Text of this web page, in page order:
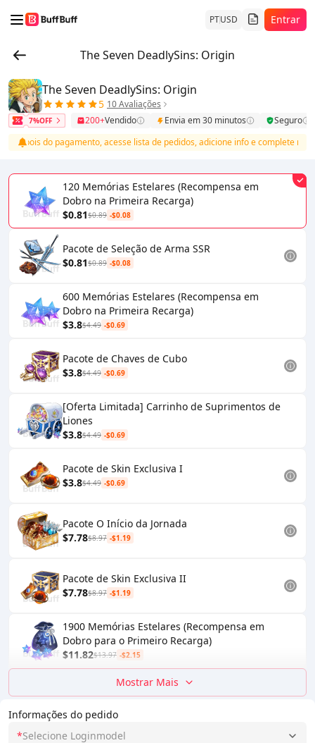
PTUSD Entrar
The Seven DeadlySins: Origin
Informações do pedido
*Selecione Loginmodel
The Seven DeadlySins: Origin
5 10 Avaliações
7%OFF 200+Vendido Envia em 30 minutos
Seguro
Depois do pagamento, acesse lista de pedidos, adicione info e complete
120 Memórias Estelares (Recompensa em
Dobro na Primeira Recarga)
$0.81$0.89 -$0.08
Pacote de Seleção de Arma SSR
$0.81$0.89 -$0.08
600 Memórias Estelares (Recompensa em
Dobro na Primeira Recarga)
$3.8$4.49 -$0.69
Pacote de Chaves de Cubo
$3.8$4.49 -$0.69
[Oferta Limitada] Carrinho de Suprimentos de
Liones
$3.8$4.49 -$0.69
Pacote de Skin Exclusiva I
$3.8$4.49 -$0.69
Pacote O Início da Jornada
$7.78$8.97 -$1.19
Pacote de Skin Exclusiva II
$7.78$8.97 -$1.19
1900 Memórias Estelares (Recompensa em
Dobro para o Primeiro Recarga)
$11.82$13.97 -$2.15
Mostrar Mais